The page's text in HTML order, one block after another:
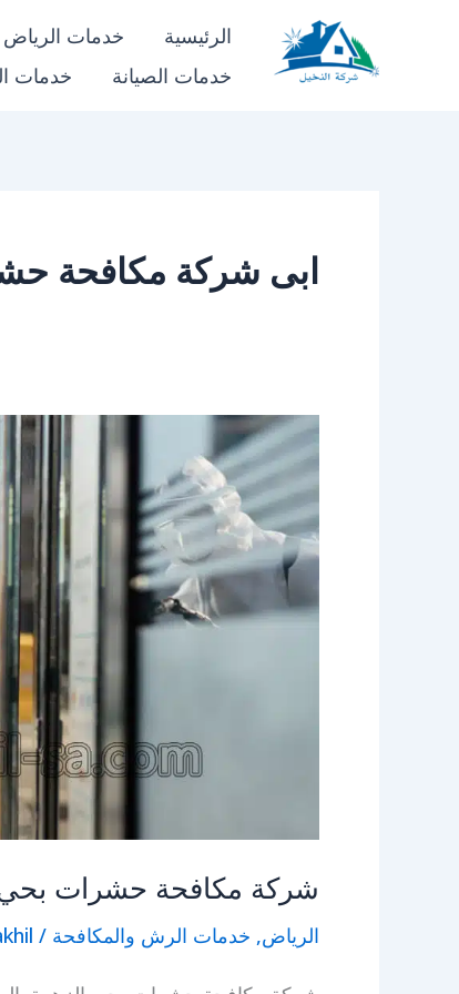
الرئيسية خدمات الرياض
خدمات الصيانة
خدمات
ابى شركة مكافحة
شركة مكافحة حشرات بحي
الرياض, خدمات الرش والمكافحة /